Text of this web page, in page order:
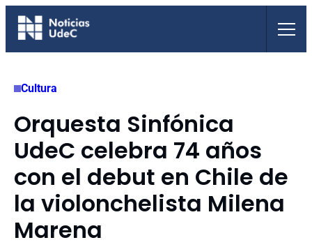
Saltar
Cultura
Orquesta Sinfónica
UdeC celebra 74 años
con el debut en Chile de
la violonchelista Milena
Marena